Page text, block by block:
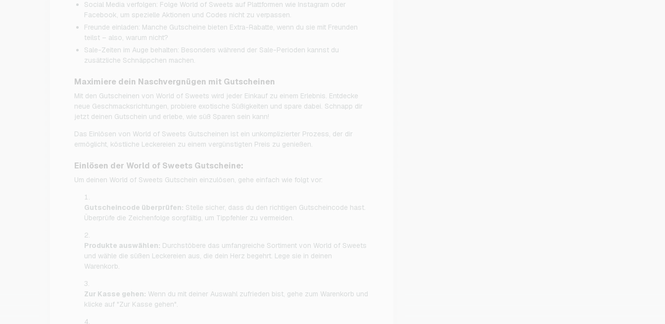
Social Media verfolgen: Folge World of Sweets auf Plattformen wie Instagram oder
Facebook, um spezielle Aktionen und Codes nicht zu verpassen.
Freunde einladen: Manche Gutscheine bieten Extra-Rabatte, wenn du sie mit Freunden
teilst – also, warum nicht?
Sale-Zeiten im Auge behalten: Besonders während der Sale-Perioden kannst du
zusätzliche Schnäppchen machen.
Maximiere dein Naschvergnügen mit Gutscheinen
Mit den Gutscheinen von World of Sweets wird jeder Einkauf zu einem Erlebnis. Entdecke
neue Geschmacksrichtungen, probiere exotische Süßigkeiten und spare dabei. Schnapp dir
jetzt deinen Gutschein und erlebe, wie süß Sparen sein kann!
Das Einlösen von World of Sweets Gutscheinen ist ein unkomplizierter Prozess, der dir
ermöglicht, köstliche Leckereien zu einem vergünstigten Preis zu genießen.
Einlösen der World of Sweets Gutscheine:
Um deinen World of Sweets Gutschein einzulösen, gehe einfach wie folgt vor:
Gutscheincode überprüfen: Stelle sicher, dass du den richtigen Gutscheincode hast.
Überprüfe die Zeichenfolge sorgfältig, um Tippfehler zu vermeiden.
Produkte auswählen: Durchstöbere das umfangreiche Sortiment von World of Sweets
und wähle die süßen Leckereien aus, die dein Herz begehrt. Lege sie in deinen
Warenkorb.
Zur Kasse gehen: Wenn du mit deiner Auswahl zufrieden bist, gehe zum Warenkorb und
klicke auf "Zur Kasse gehen".